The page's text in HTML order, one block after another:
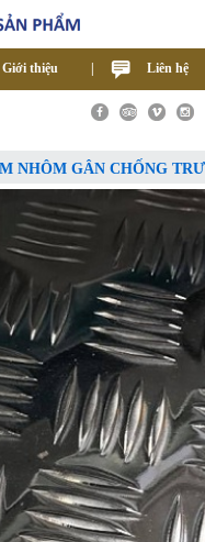
Giới thiệu Liên hệ
NHÔM GÂN CHỐNG